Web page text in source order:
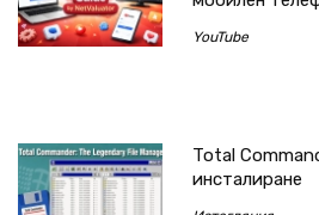
YouTube
Total
инсталиране